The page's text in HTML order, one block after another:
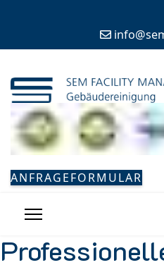
ANFRAGEFORMULAR